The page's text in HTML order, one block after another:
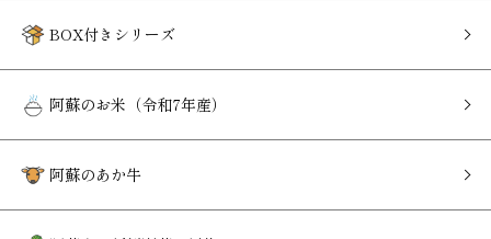
BOX付きシリーズ
阿蘇のお米（令和7年産）
阿蘇のあか牛